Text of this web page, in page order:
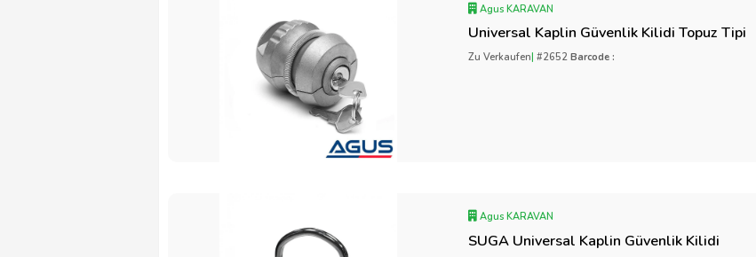
Agus KARAVAN
Universal Kaplin Güvenlik Kilidi Topuz Tipi
Zu Verkaufen| #2652Barcode :
Agus KARAVAN
SUGA Universal Kaplin Güvenlik Kilidi